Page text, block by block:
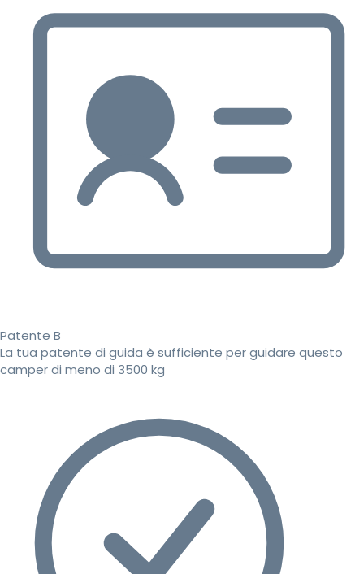
Patente B
La tua patente di guida è sufficiente per guidare questo
camper di meno di 3500 kg